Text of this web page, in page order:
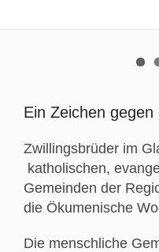
grösseres
Ein Zeichen gegen
Zwillingsbrüder im
katholischen,
Gemeinden der
die Ökumenische
Die menschliche